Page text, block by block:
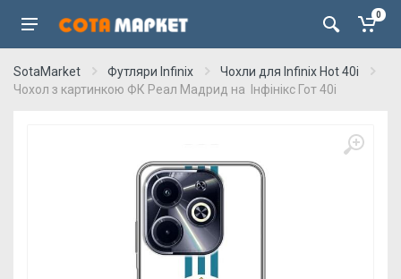
0
SotaMarket Футляри Infinix
Чохли для Infinix Hot 40i
Чохол з картинкою ФК Реал Мадрид на Інфінікс Гот 40і